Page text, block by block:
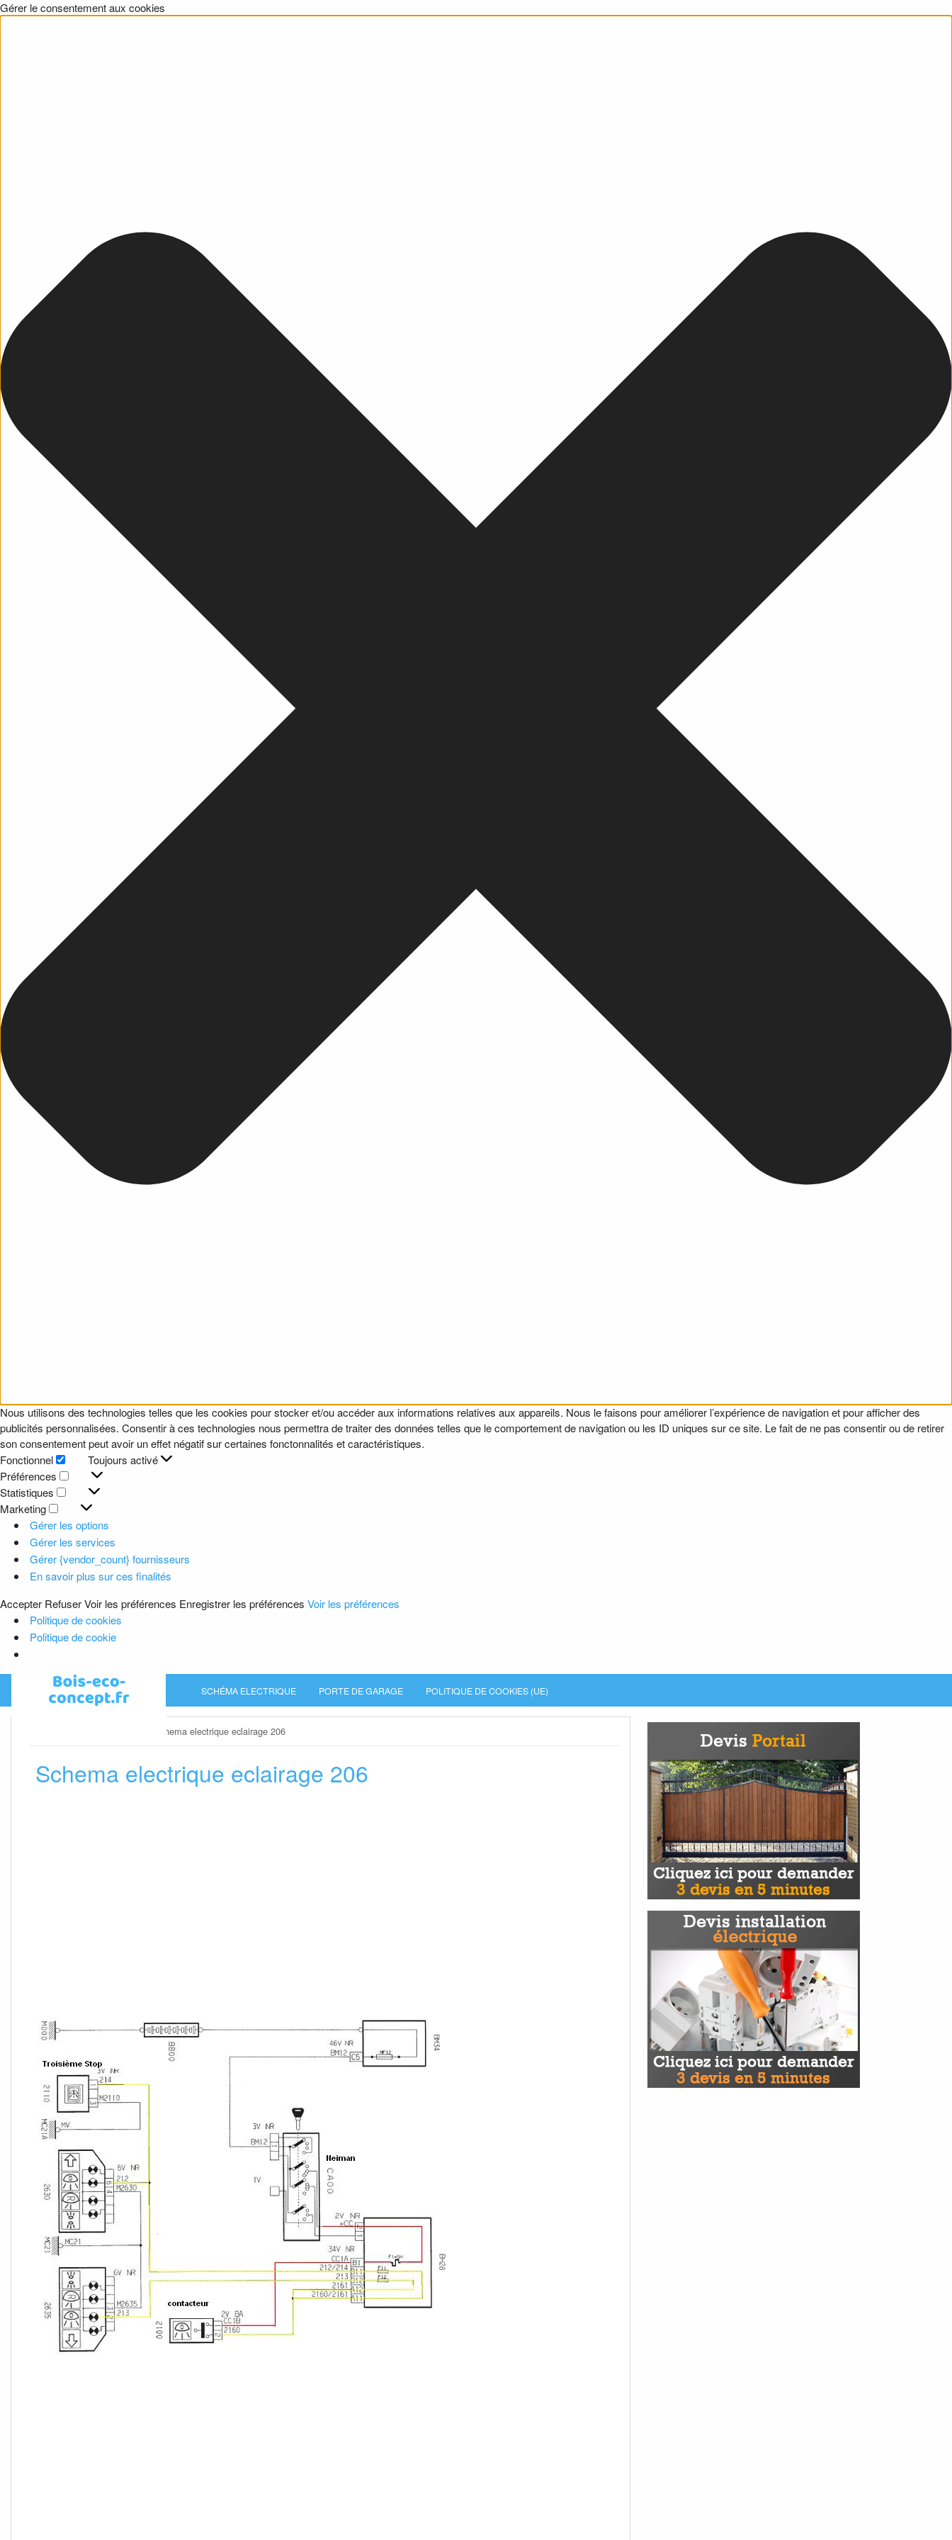
Gérer le consentement aux cookies
Nous utilisons des technologies telles que les cookies pour stocker et/ou accéder aux informations relatives aux appareils. Nous le faisons pour améliorer l’expérience de navigation et pour afficher des
publicités personnalisées. Consentir à ces technologies nous permettra de traiter des données telles que le comportement de navigation ou les ID uniques sur ce site. Le fait de ne pas consentir ou de retirer
son consentement peut avoir un effet négatif sur certaines fonctonnalités et caractéristiques.
Fonctionnel
Fonctionnel
Toujours activé
Préférences
Préférences
Statistiques
Statistiques
Marketing
Marketing
Gérer les options
Gérer les services
Gérer {vendor_count} fournisseurs
En savoir plus sur ces finalités
Accepter RefuserVoir les préférences Enregistrer les préférences Voir les préférences
Politique de cookies
Politique de cookie
SCHÉMA ELECTRIQUE PORTE DE GARAGE POLITIQUE DE COOKIES (UE)
Schema electrique eclairage 206
Schema electrique eclairage 206